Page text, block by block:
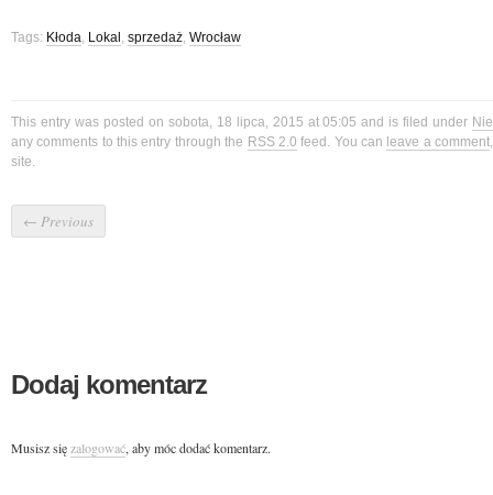
Tags: Kłoda, Lokal , sprzedaż, Wrocław
This entry was posted on sobota, 18 lipca, 2015 at 05:05 and is filed under
any comments to this entry through the RSS 2.0 feed. You can leave a comment
site.
← Previous
Dodaj komentarz
Musisz sięzalogować, aby móc dodać komentarz.